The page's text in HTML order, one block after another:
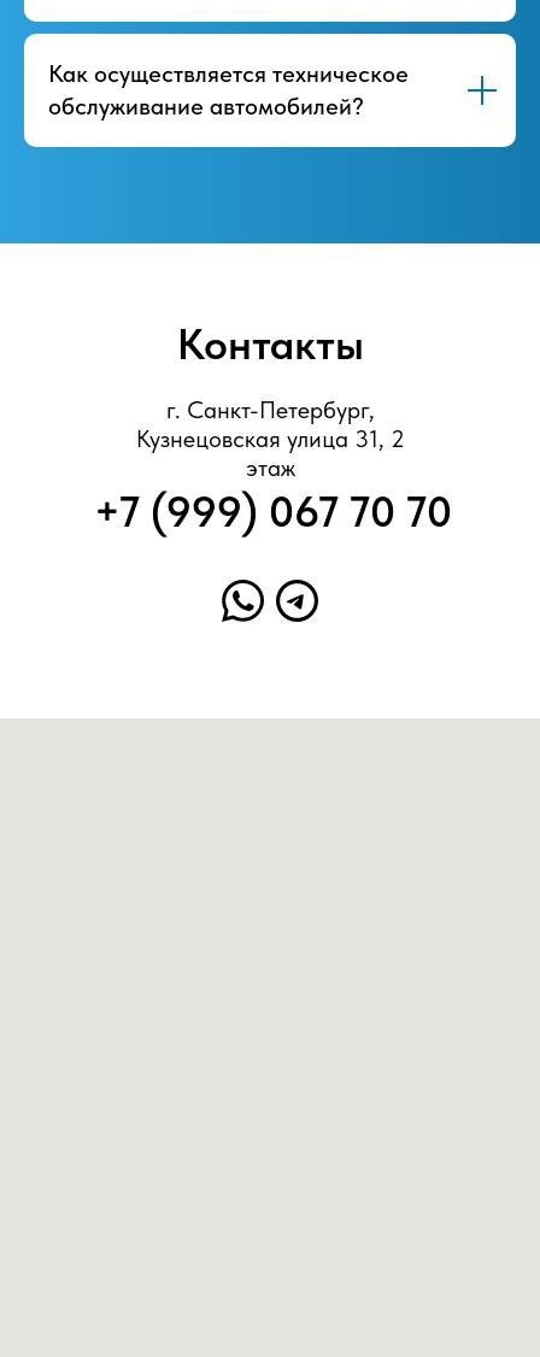
Как осуществляется техническое
обслуживание автомобилей?
Контакты
г. Санкт-Петербург,
Кузнецовская улица 31, 2
этаж
+7 (999) 067 70 70